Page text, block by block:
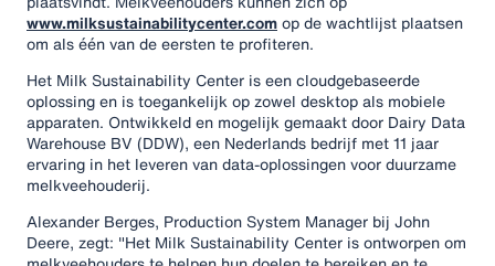
www.milksustainabilitycenter.comop de wachtlijst plaatsen
om als één van de eersten te profiteren.
Het Milk Sustainability Center is een cloudgebaseerde
oplossing en is toegankelijk op zowel desktop als mobiele
apparaten. Ontwikkeld en mogelijk gemaakt door Dairy Data
Warehouse BV (DDW), een Nederlands bedrijf met 11 jaar
ervaring in het leveren van data-oplossingen voor duurzame
melkveehouderij.
Alexander Berges, Production System Manager bij John
Deere, zegt: "Het Milk Sustainability Center is ontworpen om